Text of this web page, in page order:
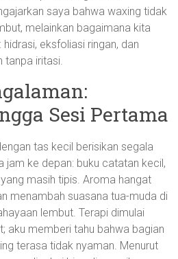
saya bahwa waxing tidak
melainkan bagaimana kita
eksfoliasi ringan, dan
tanpa iritasi.
Sesi Pertama
tas kecil berisikan segala
jam ke depan: buku catatan kecil,
masih tipis. Aroma hangat
menambah suasana tua-muda di
lembut. Terapi dimulai
aku memberi tahu bahwa bagian
terasa tidak nyaman. Menurut